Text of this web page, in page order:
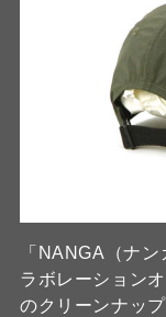
「NANGA（ナ
ラボレーション
のクリーンナッ